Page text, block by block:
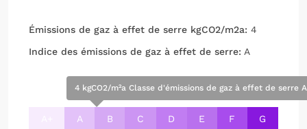
Émissions de gaz à effet de serre kgCO2/m2a: 4
Indice des émissions de gaz à effet de serre: A
4 kgCO2/m²a Classe d'émissions de gaz à effet de serre A
A B C D E F G